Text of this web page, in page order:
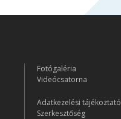
Fotógaléria
Videócsatorna
Adatkezelési tájékoztató
Szerkesztőség